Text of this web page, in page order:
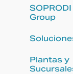
SOPRODI
Group
Plantas y